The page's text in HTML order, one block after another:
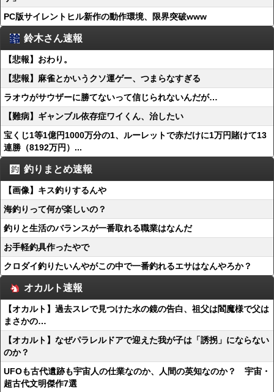
PC版サイレントヒル新作の動作環境、限界突破www
鈴木さん速報
【悲報】おわり。
【悲報】麻雀とかいうクソ運ゲー、つまらなすぎる
ラオウがサウザーに勝てないって信じられないんだが…
【難病】ギャンブル依存症ワイくん、治したい
宝くじ1等1億円1000万分の1、ルーレットで赤だけに1万円賭けて13
連勝（8192万円）...
釣りまとめ速報
【画像】キス釣りするんや
海釣りって何が楽しいの？
釣りと生活のバランスが一番取れる職業はなんだ
お手軽釣具作ったやで
クロダイ釣りたいんやがこの中で一番釣れるエサはなんやろか？
オカルト速報
【オカルト】過去スレで見つけた水の鏡の告白、祖父は閻魔様で父は
まさかの…
【オカルト】なぜパラレルドアで迎えた我が子は「誘拐」にならない
のか？
UFOも古代遺跡も宇宙人の仕業なのか、人間の英知なのか？ 宇宙・
超古代文明傑作7選